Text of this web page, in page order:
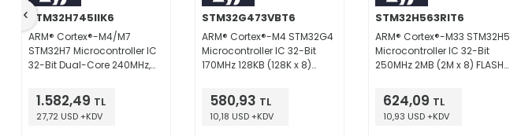
STM32H745IIK6
ARM® Cortex®-M4/M7
STM32H7 Microcontroller IC
32-Bit Dual-Core 240MHz,
176+25UFBGA (10x10)
1.582,49 TL
27,72 USD +KDV
STM32G473VBT6
ARM® Cortex®-M4 STM32G4
Microcontroller IC 32-Bit
170MHz 128KB (128K x 8)
580,93 TL
10,18 USD +KDV
STM32H563RIT6
ARM® Cortex®-M33 STM32H5
Microcontroller IC 32-Bit
250MHz 2MB (2M x 8) FLASH
624,09 TL
10,93 USD +KDV